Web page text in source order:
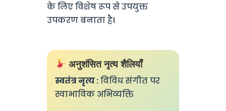
के लिए विशेष रूप से उपयुक्त
उपकरण बनाता है।
अनुशंसित नृत्य शैलियाँ
स्वतंत्र नृत्य :विविध संगीत पर
स्वाभाविक अभिव्यक्ति